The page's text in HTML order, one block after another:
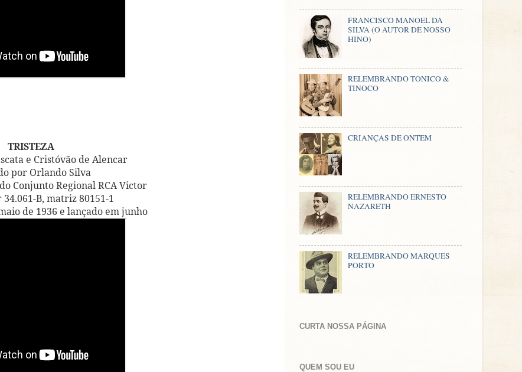
TRISTEZA
e Cristóvão de Alencar
por Orlando Silva
Conjunto Regional RCA Victor
B, matriz 80151-1
de 1936 e lançado em junho
FRANCISCO MANOEL DA
SILVA (O AUTOR DE NOSSO
HINO)
RELEMBRANDO TONICO &
TINOCO
CRIANÇAS DE ONTEM
RELEMBRANDO ERNESTO
NAZARETH
RELEMBRANDO MARQUES
PORTO
CURTA NOSSA PÁGINA
QUEM SOU EU